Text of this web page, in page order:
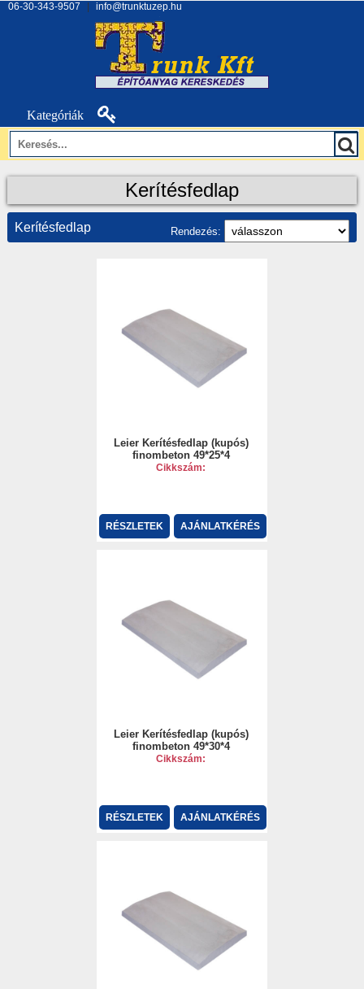
06-30-343-9507 info@trunktuzep.hu
Kategóriák
Kerítésfedlap
Rendezés:
Kerítésfedlap
Leier Kerítésfedlap (kupós)
finombeton 49*25*4
Cikkszám:
RÉSZLETEK AJÁNLATKÉRÉS
Leier Kerítésfedlap (kupós)
finombeton 49*30*4
Cikkszám:
RÉSZLETEK AJÁNLATKÉRÉS